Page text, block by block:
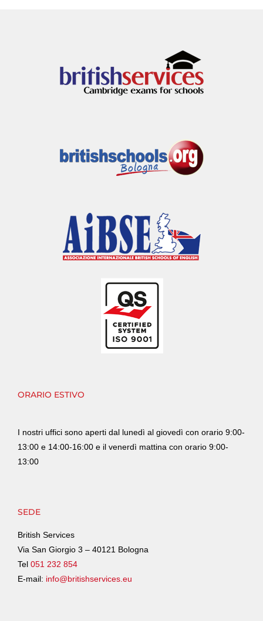
SEDE
British Services
Via San Giorgio 3 – 40121 Bologna
Tel 051 232 854
E-mail: info@britishservices.eu
ORARIO ESTIVO
I nostri uffici sono aperti dal lunedì al giovedì con orario 9:00-
13:00 e 14:00-16:00 e il venerdì mattina con orario 9:00-
13:00